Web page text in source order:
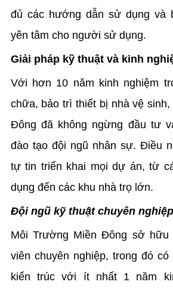
đủ các hướng dẫn sử dụng và
yên tâm cho người sử dụng.
Giải pháp kỹ thuật và kinh
Với hơn 10 năm kinh nghiệm
chữa, bảo trì thiết bị nhà vệ
Đông đã không ngừng đầu tư
đào tạo đội ngũ nhân sự. Điều
tự tin triển khai mọi dự án, từ
dụng đến các khu nhà trọ lớn.
Đội ngũ kỹ thuật chuyên nghiệp
Môi Trường Miền Đông sở hữu
viên chuyên nghiệp, trong đó
kiến trúc với ít nhất 1 năm